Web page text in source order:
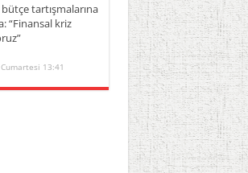
bütçe tartışmalarına
“Finansal kriz
13:41